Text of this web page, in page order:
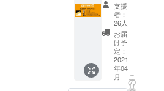
欄にご
希望の
お名前
をご記
入くだ
さい。
第三者
を特定
する内
えるド
リンク
チケッ
ト2枚
※「ドリ
ンクチ
ケット
の有効
期限は
リター
ン内
容- ロ
ゴの存
在感
バッチ
リなタ
オル ・
支援
者：
26人
お届
け予
定：
2021
年04
月
こ
の
リ